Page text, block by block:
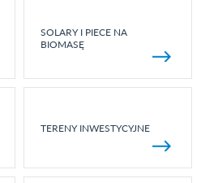
SOLARY I PIECE NA
BIOMASĘ
TERENY INWESTYCYJNE